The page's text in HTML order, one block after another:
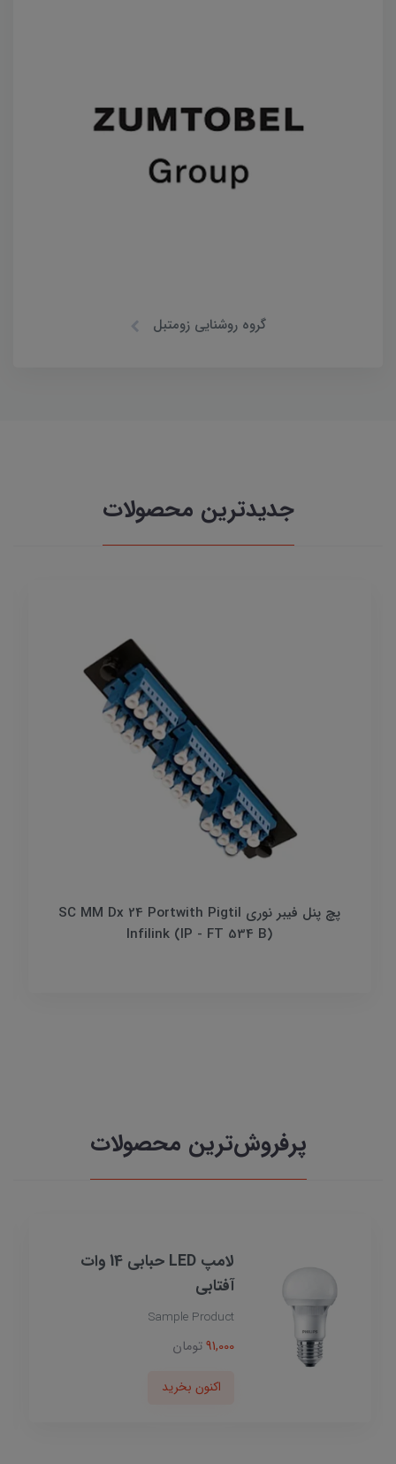
گروه روشنایی زومتبل
جدیدترین محصولات
پچ پنل فيبر نوري SC MM Dx 24 Portwith Pigtil
Infilink (IP - FT 534 B)
پرفروش‌ترین محصولات
لامپ LED حبابی 14 وات
آفتابی
Sample Product
91,000تومان
اکنون بخرید